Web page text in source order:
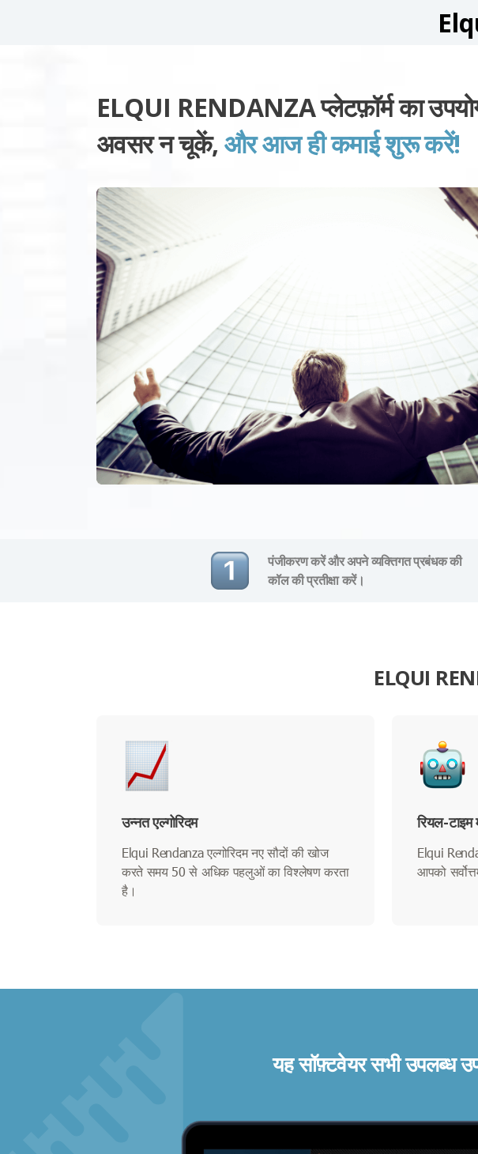
ELQUI RENDANZA प्लेटफ़ॉर्म का
अवसर न चूकें, और आज ही कमाई शुरू करें!
पंजीकरण करें और अपने व्यक्तिगत प्रबंधक की
कॉल की प्रतीक्षा करें।
ELQUI
उन्नत एल्गोरिदम
Elqui Rendanza एल्गोरिदम नए सौदों की खोज
करते समय 50 से अधिक पहलुओं का विश्लेषण करता
है।
रियल-टाइम
Elqui
आपको
यह सॉफ़्टवेयर सभी उपलब्ध